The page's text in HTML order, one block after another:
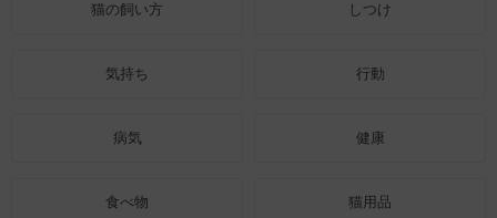
猫の飼い方 しつけ
気持ち 行動
病気 健康
食べ物 猫用品